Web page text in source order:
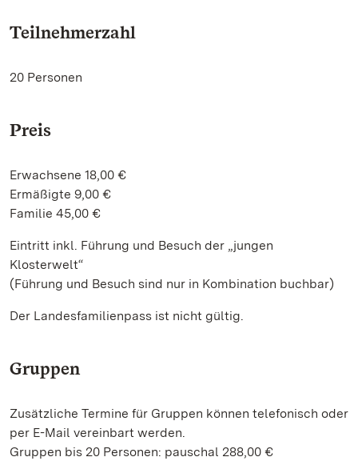
Teilnehmerzahl
20 Personen
Preis
Erwachsene 18,00 €
Ermäßigte 9,00 €
Familie 45,00 €
Eintritt inkl. Führung und Besuch der „jungen
Klosterwelt“
(Führung und Besuch sind nur in Kombination buchbar)
Der Landesfamilienpass ist nicht gültig.
Gruppen
Zusätzliche Termine für Gruppen können telefonisch oder
per E-Mail vereinbart werden.
Gruppen bis 20 Personen: pauschal 288,00 €